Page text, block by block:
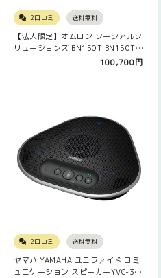
2口コミ 送料無料
【法人限定】オムロン ソーシアルソ
リューションズ BN150T BN150T…
100,700円
2口コミ 送料無料
ヤマハ YAMAHA ユニファイド コミ
ュニケーション スピーカーYVC-3…